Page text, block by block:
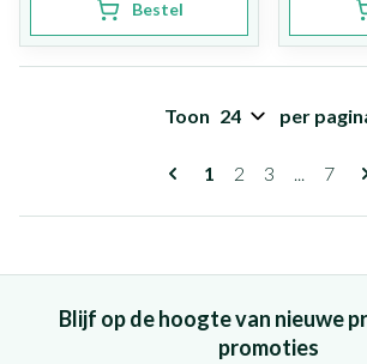
Bestel
Pagina's
U lees momenteel
1 Pagina
2 Pagina
3 ... 7
Toon per
Blijf op de hoogte van nieuwe
promoties